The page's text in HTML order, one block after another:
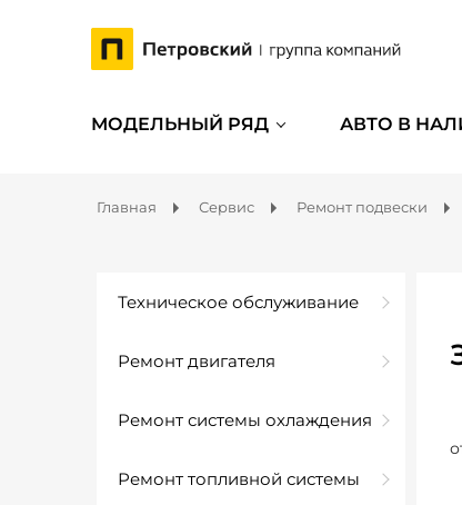
МОДЕЛЬНЫЙ РЯД АВТО В
Главная Сервис Ремонт подвески
Техническое обслуживание
Ремонт двигателя
Ремонт системы охлаждения
Ремонт топливной системы